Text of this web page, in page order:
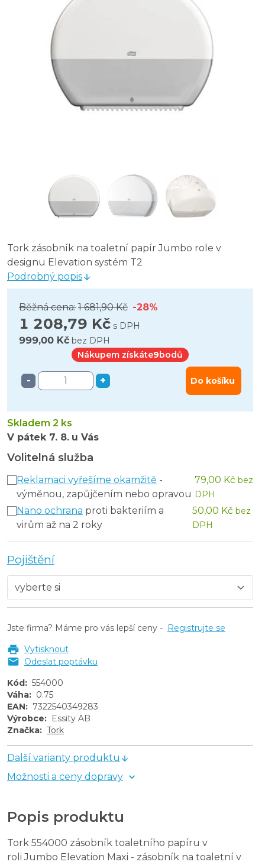
Tork zásobník na toaletní papír Jumbo role v
designu Elevation systém T2
Podrobný popis
Běžná cena: 1 681,90 Kč -28%
1 208,79 Kč s DPH
999,00 Kč bez DPH
Nákupem získáte9bodů
- + Do košíku
Skladem 2 ks
V pátek 7. 8. u Vás
Volitelná služba
Reklamaci vyřešíme okamžitě -
výměnou, zapůjčením nebo opravou
79,00 Kč bez
DPH
Nano ochrana proti bakteriím a
virům až na 2 roky
50,00 Kč bez
DPH
Pojištění
Jste firma? Máme pro vás lepší ceny - Registrujte se
Vytisknout
Odeslat poptávku
Kód : 554000
Váha: 0.75
EAN: 7322540349283
Výrobce:
Essity AB
Značka: Tork
Další varianty produktu
Možnosti a ceny dopravy
Popis produktu
Tork 554000 zásobník toaletního papíru v
roli Jumbo Elevation Maxi - zásobník na toaletní v